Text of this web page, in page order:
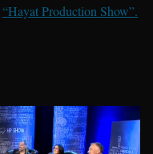
“Hayat Production Show”.